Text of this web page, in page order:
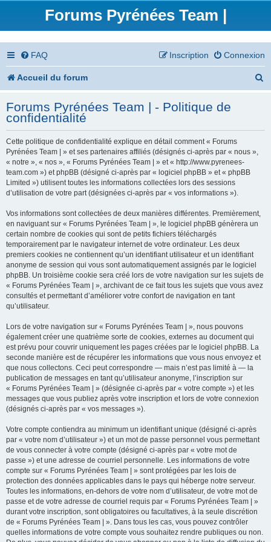
Forums Pyrénées Team |
FAQ Connexion
Inscription
Accueil du forum
h
Forums Pyrénées Team | - Politique de
confidentialité
Cette politique de confidentialité explique en détail comment « Forums
Pyrénées Team | » et ses partenaires affiliés (désignés ci-après par « nous »,
« notre », « nos », « Forums Pyrénées Team | » et « http://www.pyrenees-
team.com ») et phpBB (désigné ci-après par « logiciel phpBB » et « phpBB
Limited ») utilisent toutes les informations collectées lors des sessions
d’utilisation de votre part (désignées ci-après par « vos informations »).
Vos informations sont collectées de deux manières différentes. Premièrement,
en naviguant sur « Forums Pyrénées Team | », le logiciel phpBB génèrera un
certain nombre de cookies qui sont de petits fichiers téléchargés
temporairement par le navigateur internet de votre ordinateur. Les deux
premiers cookies ne contiennent qu’un identifiant utilisateur et un identifiant
anonyme de session qui vous sont automatiquement assignés par le logiciel
phpBB. Un troisième cookie sera créé lors de votre navigation sur les sujets de
« Forums Pyrénées Team | », archivant de ce fait tous les sujets que vous avez
consultés et permettant d’améliorer votre confort de navigation en tant
qu’utilisateur.
Lors de votre navigation sur « Forums Pyrénées Team | », nous pouvons
également créer une quatrième sorte de cookies, externes au document qui
est prévu pour couvrir uniquement les pages créées par le logiciel phpBB. La
seconde manière est de récupérer les informations que vous nous envoyez et
que nous collectons. Ceci peut correspondre — mais n’est pas limité à — la
publication de messages en tant qu’utilisateur anonyme, l’inscription sur
« Forums Pyrénées Team | » (désignée ci-après par « votre compte ») et les
messages que vous publiez après votre inscription et lors de votre connexion
(désignés ci-après par « vos messages »).
Votre compte contiendra au minimum un identifiant unique (désigné ci-après
par « votre nom d’utilisateur ») et un mot de passe personnel vous permettant
de vous connecter à votre compte (désigné ci-après par « votre mot de
passe ») et une adresse de courriel personnelle. Les informations de votre
compte sur « Forums Pyrénées Team | » sont protégées par les lois de
protection des données applicables dans le pays qui héberge notre serveur.
Toutes les informations, en-dehors de votre nom d’utilisateur, de votre mot de
passe et de votre adresse de courriel requis par « Forums Pyrénées Team | »
durant votre inscription, sont obligatoires ou facultatives, à la seule discrétion
de « Forums Pyrénées Team | ». Dans tous les cas, vous pouvez contrôler
quelles informations de votre compte vous souhaitez rendre publiques ou non.